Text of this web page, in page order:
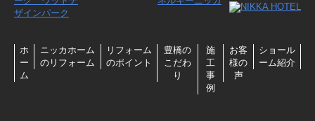
ホ
ー
ム
ニッカホーム
のリフォーム
リフォーム
のポイント
豊橋の
こだわ
り
施
工
事
例
お客
様の
声
ショール
ーム紹介